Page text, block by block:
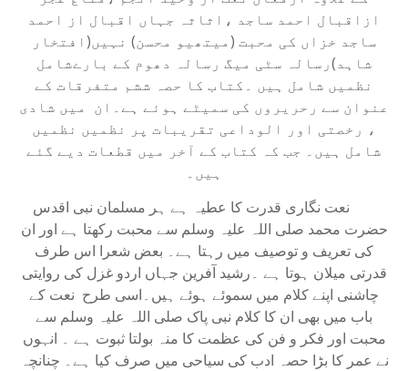
ازاقبال احمد ساجد ،اثاثہ جہاں اقبال از احمد
ساجد خزاں کی محبت (میتھیو محسن) نہیں(افتخار
شاہد)رسالہ سٹی میگ رسالہ دھوم کے بارےشامل
نظمیں شامل ہیں ۔کتاب کا حصہ ششم متفرقات کے
عنوان سے رحریروں کی سمیٹے ہوئے ہے۔ان میں شادی
، رخصتی اور الوداعی تقریبات پر نظمیں نظمیں
شامل ہیں۔ جب کہ کتاب کے آخر میں قطعات دیے گئے
ہیں۔
نعت نگاری قدرت کا عطیہ ہے ہر مسلمان نبی اقدس
حضرت محمد صلی اللہ علیہ وسلم سے محبت رکھتا ہے اور ان
کی تعریف و توصیف میں رہتا ہے۔ بعض شعرا اس طرف
قدرتی میلان ہوتا ہے ۔رشید آفرین جہاں اردو غزل کی روایتی
چاشنی اپنے کلام میں سموئے ہوئے ہیں۔اسی طرح نعت کے
باب میں بھی ان کا کلام نبی پاک صلی اللہ علیہ وسلم سے
محبت اور فکر و فن کی عظمت کا منہ بولتا ثبوت ہے ۔ انہوں
نے عمر کا بڑا حصہ ادب کی سیاحی میں صرف کیا ہے۔ چنانچہ